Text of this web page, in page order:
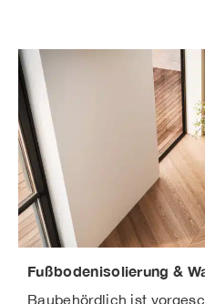
Fußbodenisolierung &
Baubehördlich ist